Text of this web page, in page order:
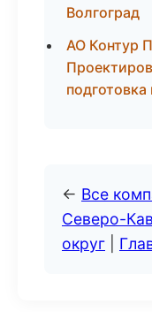
Волгоград
АО Контур
← Все
Северо-
округ